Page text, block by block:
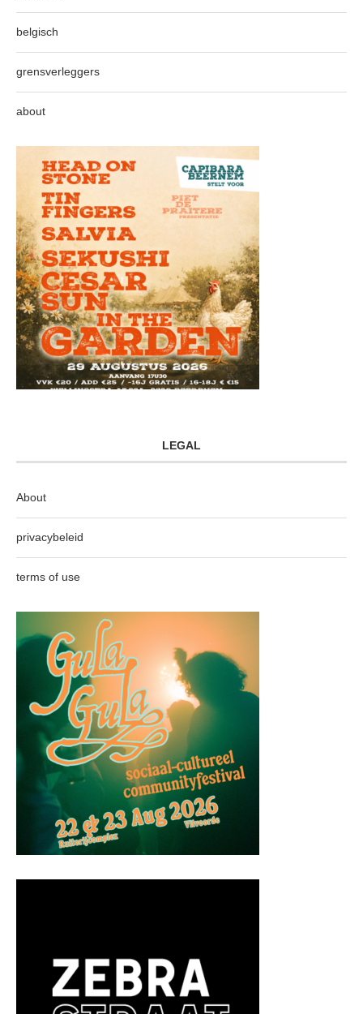
belgisch
grensverleggers
about
LEGAL
About
privacybeleid
terms of use